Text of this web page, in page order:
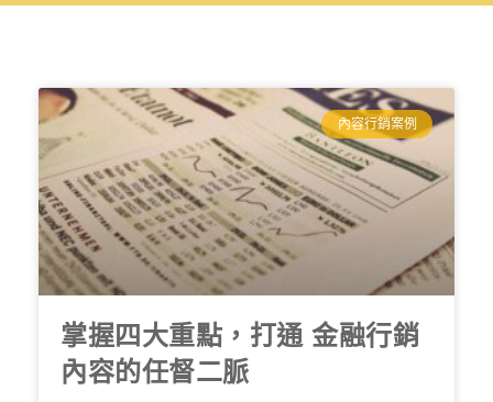
內容行銷案例
掌握四大重點，打通 金融行銷
內容的任督二脈